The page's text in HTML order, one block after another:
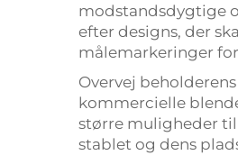
modstandsdygtige
efter designs, der
målemarkeringer
Overvej
kommercielle
større muligheder
stablet og dens